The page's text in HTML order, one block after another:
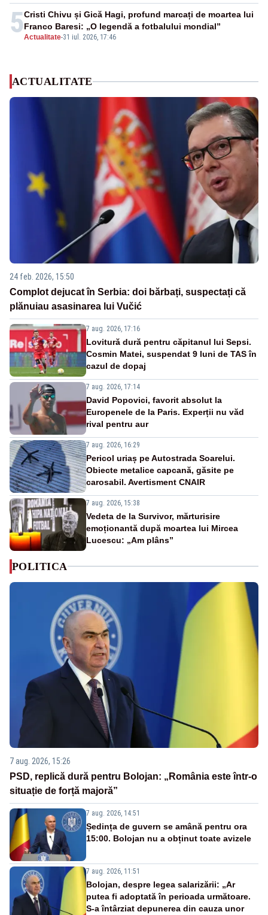
5Actualitate-31 iul. 2026, 17:46
Cristi Chivu și Gică Hagi, profund marcați de moartea lui
Franco Baresi: „O legendă a fotbalului mondial”
ACTUALITATE
24 feb. 2026, 15:50
Complot dejucat în Serbia: doi bărbați, suspectați că
plănuiau asasinarea lui Vučić
7 aug. 2026, 17:16
Lovitură dură pentru căpitanul lui Sepsi.
Cosmin Matei, suspendat 9 luni de TAS în
cazul de dopaj
7 aug. 2026, 17:14
David Popovici, favorit absolut la
Europenele de la Paris. Experții nu văd
rival pentru aur
7 aug. 2026, 16:29
Pericol uriaș pe Autostrada Soarelui.
Obiecte metalice capcană, găsite pe
carosabil. Avertisment CNAIR
7 aug. 2026, 15:38
Vedeta de la Survivor, mărturisire
emoționantă după moartea lui Mircea
Lucescu: „Am plâns”
POLITICA
7 aug. 2026, 15:26
PSD, replică dură pentru Bolojan: „România este într-o
situație de forță majoră”
7 aug. 2026, 14:51
Ședința de guvern se amână pentru ora
15:00. Bolojan nu a obținut toate avizele
7 aug. 2026, 11:51
Bolojan, despre legea salarizării: „Ar
putea fi adoptată în perioada următoare.
S-a întârziat depunerea din cauza unor